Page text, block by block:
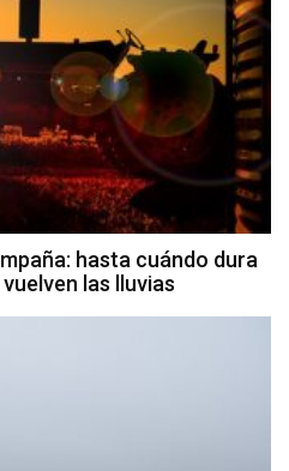
hasta cuándo dura
las lluvias